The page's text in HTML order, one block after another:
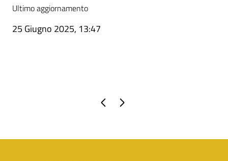
Ultimo aggiornamento
25 Giugno 2025, 13:47
Pagina precedente